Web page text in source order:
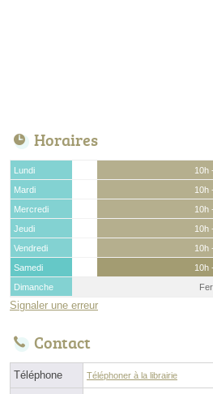
Horaires
Lundi
10h
Mardi
10h
Mercredi
10h
Jeudi
10h
Vendredi
10h
Samedi
10h
Dimanche
Signaler une erreur
Contact
Téléphone Téléphoner à la librairie